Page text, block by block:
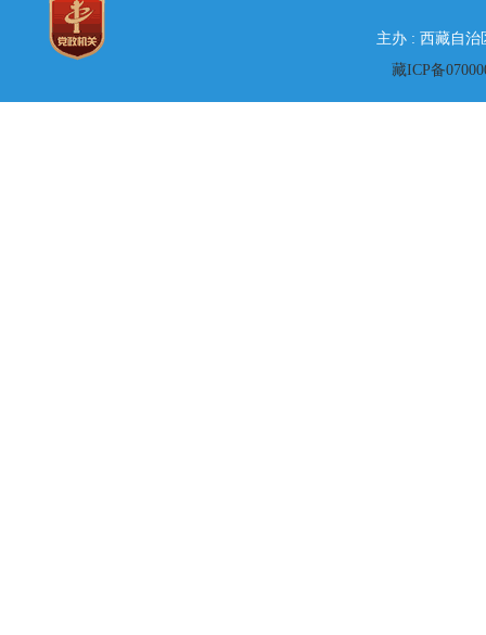
主办 : 西藏自治
藏ICP备